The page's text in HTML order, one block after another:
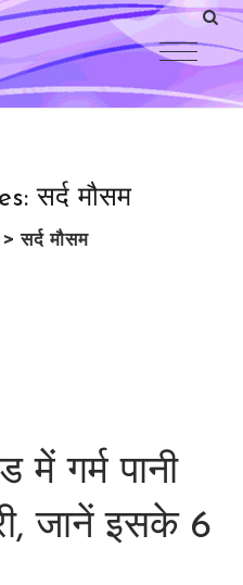
सर्द मौसम
>सर्द मौसम
गर्म पानी
जानें इसके 6